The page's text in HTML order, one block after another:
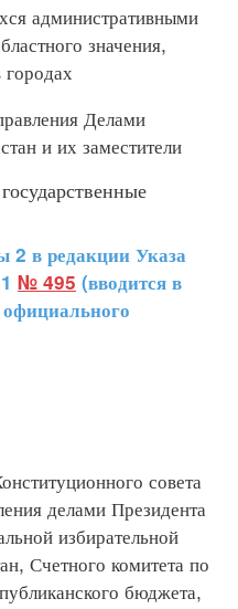
административными
значения,
Делами
и их заместители
в редакции Указа
№ 495 (вводится в
официального
совета
делами Президента
избирательной
Счетного комитета по
бюджета,